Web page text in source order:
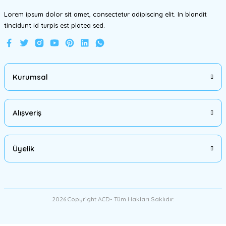
Lorem ipsum dolor sit amet, consectetur adipiscing elit. In blandit
tincidunt id turpis est platea sed.
Kurumsal
Alışveriş
Üyelik
2026 Copyright ACD- Tüm Hakları Saklıdır.